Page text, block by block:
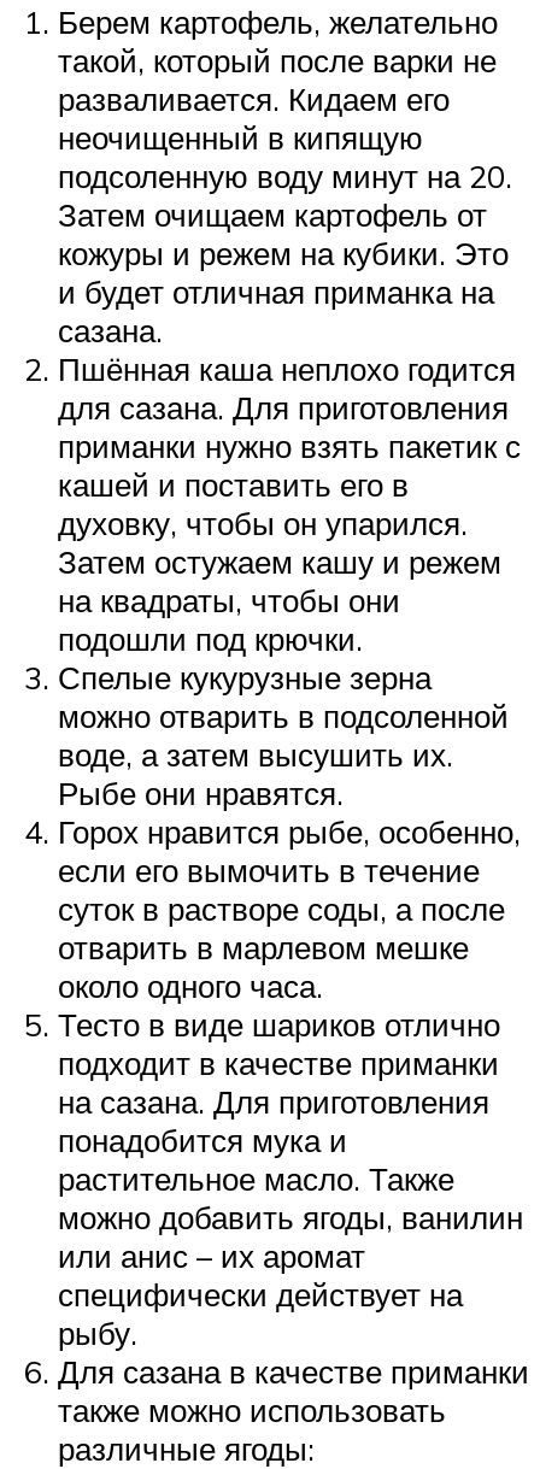
Берем картофель, желательно
такой, который после варки не
разваливается. Кидаем его
неочищенный в кипящую
подсоленную воду минут на 20.
Затем очищаем картофель от
кожуры и режем на кубики. Это
и будет отличная приманка на
сазана.
Пшённая каша неплохо годится
для сазана. Для приготовления
приманки нужно взять пакетик с
кашей и поставить его в
духовку, чтобы он упарился.
Затем остужаем кашу и режем
на квадраты, чтобы они
подошли под крючки.
Спелые кукурузные зерна
можно отварить в подсоленной
воде, а затем высушить их.
Рыбе они нравятся.
Горох нравится рыбе, особенно,
если его вымочить в течение
суток в растворе соды, а после
отварить в марлевом мешке
около одного часа.
Тесто в виде шариков отлично
подходит в качестве приманки
на сазана. Для приготовления
понадобится мука и
растительное масло. Также
можно добавить ягоды, ванилин
или анис – их аромат
специфически действует на
рыбу.
Для сазана в качестве приманки
также можно использовать
различные ягоды: